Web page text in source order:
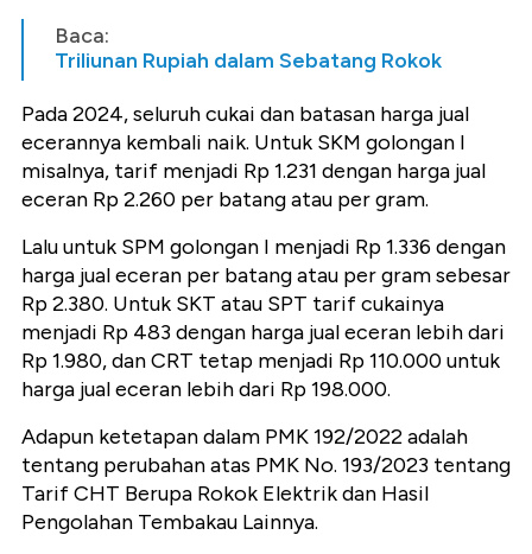
Baca:
Triliunan Rupiah dalam Sebatang Rokok
Pada 2024, seluruh cukai dan batasan harga jual
ecerannya kembali naik. Untuk SKM golongan I
misalnya, tarif menjadi Rp 1.231 dengan harga jual
eceran Rp 2.260 per batang atau per gram.
Lalu untuk SPM golongan I menjadi Rp 1.336 dengan
harga jual eceran per batang atau per gram sebesar
Rp 2.380. Untuk SKT atau SPT tarif cukainya
menjadi Rp 483 dengan harga jual eceran lebih dari
Rp 1.980, dan CRT tetap menjadi Rp 110.000 untuk
harga jual eceran lebih dari Rp 198.000.
Adapun ketetapan dalam PMK 192/2022 adalah
tentang perubahan atas PMK No. 193/2023 tentang
Tarif CHT Berupa Rokok Elektrik dan Hasil
Pengolahan Tembakau Lainnya.